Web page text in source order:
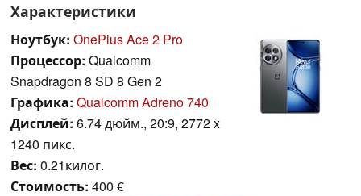
Характеристики
Ноутбук: OnePlus Ace 2 Pro
Процессор: Qualcomm
Snapdragon 8 SD 8 Gen 2
Графика: Qualcomm Adreno 740
Дисплей: 6.74 дюйм., 20:9, 2772 x
1240 пикс.
Вес: 0.21килог.
Стоимость: 400 €